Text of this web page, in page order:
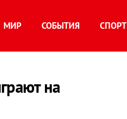
МИР СОБЫТИЯ СПОРТ
на